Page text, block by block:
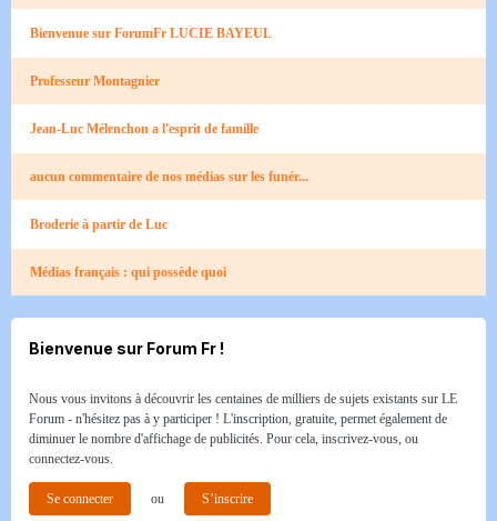
Bienvenue sur ForumFr LUCIE BAYEUL
Professeur Montagnier
Jean-Luc Mélenchon a l'esprit de famille
aucun commentaire de nos médias sur les funér...
Broderie à partir de Luc
Médias français : qui possède quoi
Bienvenue sur Forum Fr !
Nous vous invitons à découvrir les centaines de milliers de sujets existants sur LE
Forum - n'hésitez pas à y participer ! L'inscription, gratuite, permet également de
diminuer le nombre d'affichage de publicités. Pour cela, inscrivez-vous, ou
connectez-vous.
Se connecter ou S’inscrire